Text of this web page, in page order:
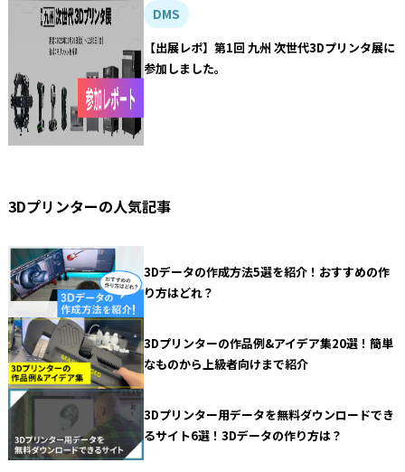
DMS
【出展レポ】第1回 九州 次世代3Dプリンタ展に
参加しました。
3Dプリンターの人気記事
3Dデータの作成方法5選を紹介！おすすめの作
り方はどれ？
3Dプリンターの作品例&アイデア集20選！簡単
なものから上級者向けまで紹介
3Dプリンター用データを無料ダウンロードでき
るサイト6選！3Dデータの作り方は？